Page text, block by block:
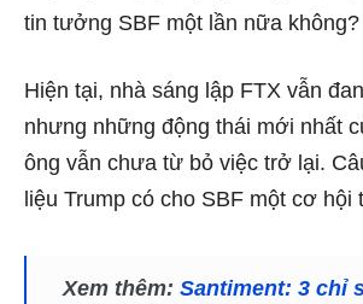
tin tưởng SBF một lần nữa không?
Hiện tại, nhà sáng lập FTX vẫn
nhưng những động thái mới nhất
ông vẫn chưa từ bỏ việc trở lại.
liệu Trump có cho SBF một cơ hội
Xem thêm: Santiment: 3 chỉ